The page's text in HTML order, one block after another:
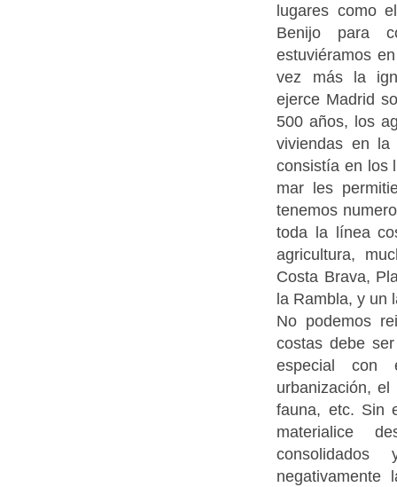
lugares como
Benijo para
estuviéramos
vez más la
ejerce Madrid
500 años, los
viviendas en la
consistía en los
mar les
tenemos
toda la línea
agricultura,
Costa Brava,
la Rambla, y un
No podemos
costas debe
especial con
urbanización,
fauna, etc. Sin
materialice